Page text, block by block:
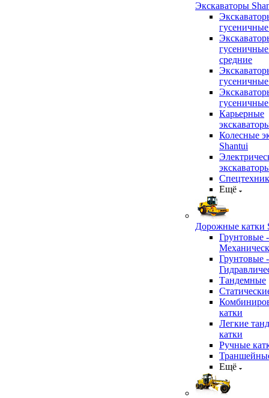
Экскаваторы
средние
Карьерные
Колесные
Shantui
Ещё
Дорожные катки
Грунтовые -
Грунтовые -
Тандемные
катки
Легкие
катки
Ручные
Ещё